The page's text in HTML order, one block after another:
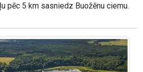
pēc 5 km sasniedz Buožēnu ciemu.